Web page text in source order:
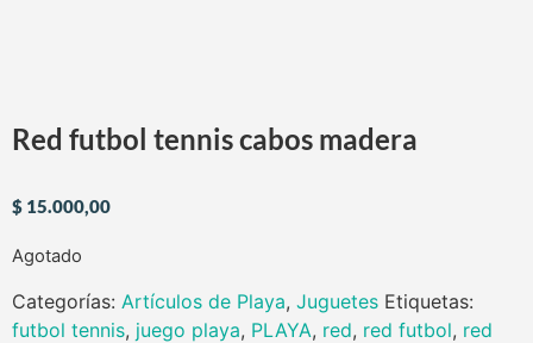
Red futbol tennis cabos madera
$ 15.000,00
Agotado
Categorías: Artículos de Playa, Juguetes Etiquetas:
futbol tennis, juego playa, PLAYA, red, red futbol, red